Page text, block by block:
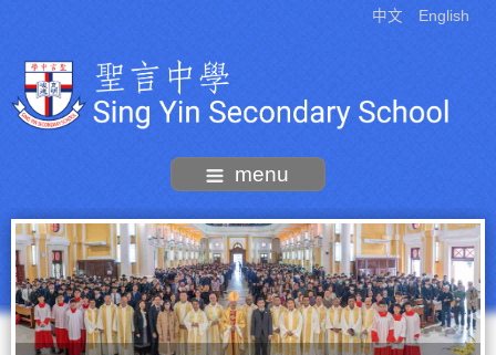
中文 English
menu